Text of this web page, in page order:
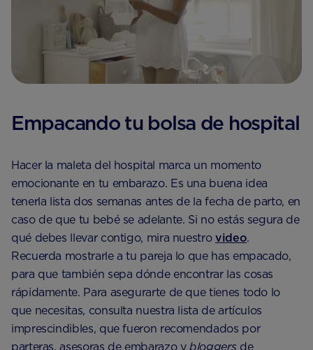
Empacando tu bolsa de hospital
Hacer la maleta del hospital marca un momento
emocionante en tu embarazo. Es una buena idea
tenerla lista dos semanas antes de la fecha de parto, en
caso de que tu bebé se adelante. Si no estás segura de
qué debes llevar contigo, mira nuestro video.
Recuerda mostrarle a tu pareja lo que has empacado,
para que también sepa dónde encontrar las cosas
rápidamente. Para asegurarte de que tienes todo lo
que necesitas, consulta nuestra lista de artículos
imprescindibles, que fueron recomendados por
parteras, asesoras de embarazo ybloggersde